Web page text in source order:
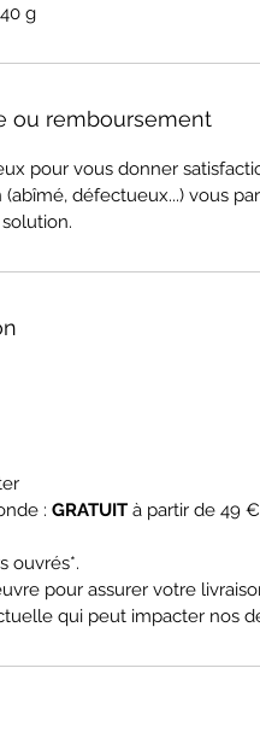
g
ou remboursement
pour vous donner
défectueux...) vous
: GRATUIT à partir de 49 €
ouvrés*.
pour assurer votre
qui peut impacter nos